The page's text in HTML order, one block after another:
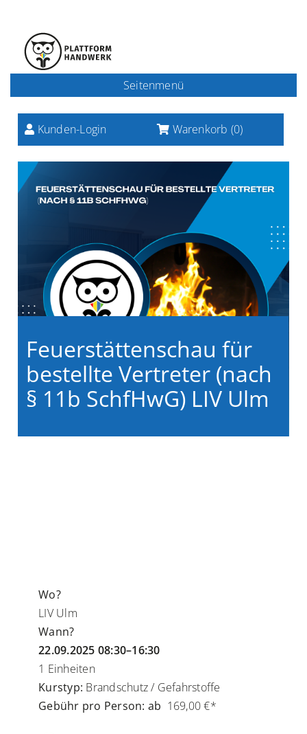
Seitenmenü
Kunden-Login Warenkorb (0)
Feuerstättenschau für
bestellte Vertreter (nach
§ 11b SchfHwG) LIV Ulm
Wo?
LIV Ulm
Wann?
22.09.2025 08:30–16:30
1 Einheiten
Kurstyp: Brandschutz / Gefahrstoffe
Gebühr pro Person: ab 169,00 €*